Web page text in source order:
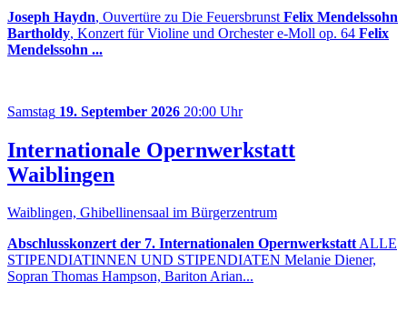
Joseph Haydn, Ouvertüre zu Die Feuersbrunst Felix Mendelssohn
Bartholdy, Konzert für Violine und Orchester e-Moll op. 64 Felix
Mendelssohn ...
Samstag 19. September 2026 20:00 Uhr
Internationale Opernwerkstatt
Waiblingen
Waiblingen, Ghibellinensaal im Bürgerzentrum
Abschlusskonzert der 7. Internationalen OpernwerkstattALLE
STIPENDIATINNEN UND STIPENDIATEN Melanie Diener,
Sopran Thomas Hampson, Bariton Arian...